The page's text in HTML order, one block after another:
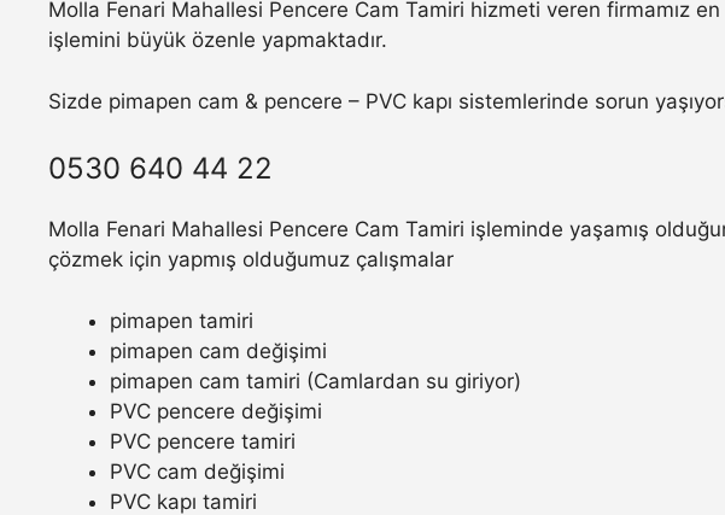
Molla Fenari Mahallesi Pencere Cam Tamiri hizmeti veren firmamız
işlemini büyük özenle yapmaktadır.
Sizde pimapen cam & pencere – PVC kapı sistemlerinde sorun
0530 640 44 22
Molla Fenari Mahallesi Pencere Cam Tamiri işleminde yaşamış
çözmek için yapmış olduğumuz çalışmalar
pimapen tamiri
pimapen cam değişimi
pimapen cam tamiri (Camlardan su giriyor)
PVC pencere değişimi
PVC pencere tamiri
PVC cam değişimi
PVC kapı tamiri